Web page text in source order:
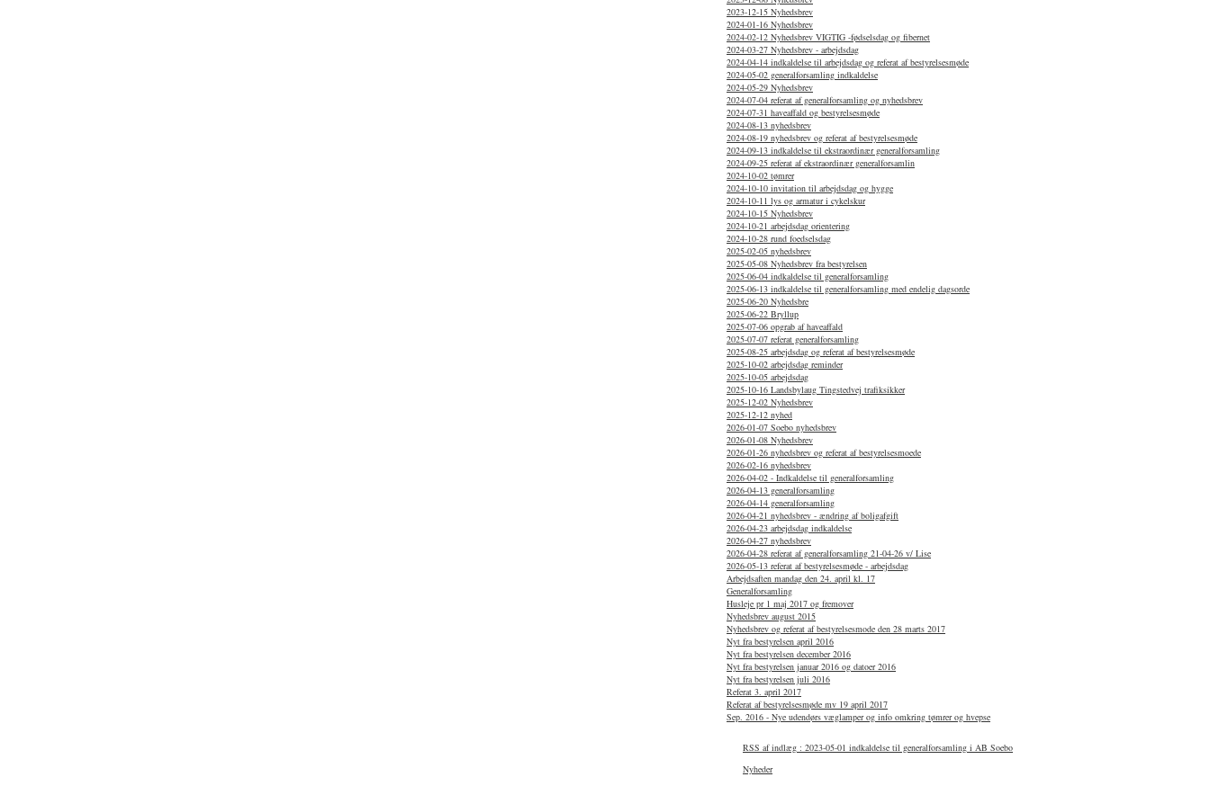
2023-12-15 Nyhedsbrev
2024-01-16 Nyhedsbrev
2024-02-12 Nyhedsbrev VIGTIG -fødselsdag og fibernet
2024-03-27 Nyhedsbrev - arbejdsdag
2024-04-14 indkaldelse til arbejdsdag og referat af bestyrelsesmøde
2024-05-02 generalforsamling indkaldelse
2024-05-29 Nyhedsbrev
2024-07-04 referat af generalforsamling og nyhedsbrev
2024-07-31 haveaffald og bestyrelsesmøde
2024-08-13 nyhedsbrev
2024-08-19 nyhedsbrev og referat af bestyrelsesmøde
2024-09-13 indkaldelse til ekstraordinær generalforsamling
2024-09-25 referat af ekstraordinær generalforsamlin
2024-10-02 tømrer
2024-10-10 invitation til arbejdsdag og hygge
2024-10-11 lys og armatur i cykelskur
2024-10-15 Nyhedsbrev
2024-10-21 arbejdsdag orientering
2024-10-28 rund foedselsdag
2025-02-05 nyhedsbrev
2025-05-08 Nyhedsbrev fra bestyrelsen
2025-06-04 indkaldelse til generalforsamling
2025-06-13 indkaldelse til generalforsamling med endelig dagsorde
2025-06-20 Nyhedsbre
2025-06-22 Bryllup
2025-07-06 opgrab af haveaffald
2025-07-07 referat generalforsamling
2025-08-25 arbejdsdag og referat af bestyrelsesmøde
2025-10-02 arbejdsdag reminder
2025-10-05 arbejdsdag
2025-10-16 Landsbylaug Tingstedvej trafiksikker
2025-12-02 Nyhedsbrev
2025-12-12 nyhed
2026-01-07 Soebo nyhedsbrev
2026-01-08 Nyhedsbrev
2026-01-26 nyhedsbrev og referat af bestyrelsesmoede
2026-02-16 nyhedsbrev
2026-04-02 - Indkaldelse til generalforsamling
2026-04-13 generalforsamling
2026-04-14 generalforsamling
2026-04-21 nyhedsbrev - ændring af boligafgift
2026-04-23 arbejdsdag indkaldelse
2026-04-27 nyhedsbrev
2026-04-28 referat af generalforsamling 21-04-26 v/ Lise
2026-05-13 referat af bestyrelsesmøde - arbejdsdag
Arbejdsaften mandag den 24. april kl. 17
Generalforsamling
Husleje pr 1 maj 2017 og fremover
Nyhedsbrev august 2015
Nyhedsbrev og referat af bestyrelsesmode den 28 marts 2017
Nyt fra bestyrelsen april 2016
Nyt fra bestyrelsen december 2016
Nyt fra bestyrelsen januar 2016 og datoer 2016
Nyt fra bestyrelsen juli 2016
Referat 3. april 2017
Referat af bestyrelsesmøde mv 19 april 2017
Sep. 2016 - Nye udendørs væglamper og info omkring tømrer og hvepse
RSS af indlæg : 2023-05-01 indkaldelse til generalforsamling i AB Soebo
Nyheder